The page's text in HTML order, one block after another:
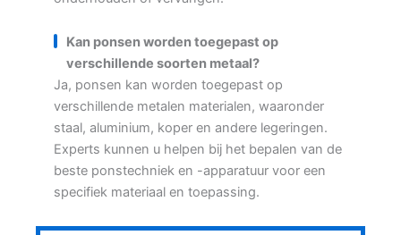
Kan ponsen worden toegepast op
verschillende soorten metaal?
Ja, ponsen kan worden toegepast op
verschillende metalen materialen, waaronder
staal, aluminium, koper en andere legeringen.
Experts kunnen u helpen bij het bepalen van de
beste ponstechniek en -apparatuur voor een
specifiek materiaal en toepassing.